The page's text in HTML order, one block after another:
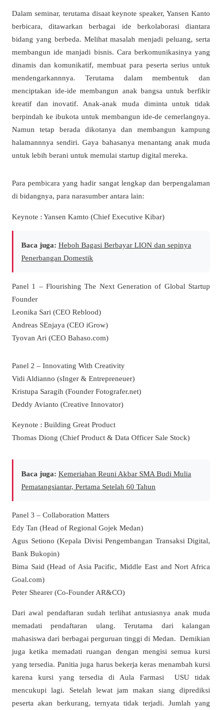
Dalam seminar, terutama disaat keynote speaker, Yansen Kanto
berbicara, ditawarkan berbagai ide berkolaborasi diantara
bidang yang berbeda. Melihat masalah menjadi peluang, serta
membangun ide manjadi bisnis. Cara berkomunikasinya yang
dinamis dan komunikatif, membuat para peserta serius untuk
mendengarkannnya. Terutama dalam membentuk dan
menciptakan ide-ide membangun anak bangsa untuk berfikir
kreatif dan inovatif. Anak-anak muda diminta untuk tidak
berpindah ke ibukota untuk membangun ide-de cemerlangnya.
Namun tetap berada dikotanya dan membangun kampung
halamannnya sendiri. Gaya bahasanya menantang anak muda
untuk lebih berani untuk memulai startup digital mereka.
Para pembicara yang hadir sangat lengkap dan berpengalaman
di bidangnya, para narasumber antara lain:
Keynote : Yansen Kamto (Chief Executive Kibar)
Baca juga: Heboh Bagasi Berbayar LION dan sepinya
Penerbangan Domestik
Panel 1 – Flourishing The Next Generation of Global Startup
Founder
Leonika Sari (CEO Reblood)
Andreas SEnjaya (CEO iGrow)
Tyovan Ari (CEO Bahaso.com)
Panel 2 – Innovating With Creativity
Vidi Aldianno (sInger & Entrepreneuer)
Kristupa Saragih (Founder Fotografer.net)
Deddy Avianto (Creative Innovator)
Keynote : Building Great Product
Thomas Diong (Chief Product & Data Officer Sale Stock)
Baca juga: Kemeriahan Reuni Akbar SMA Budi Mulia
Pematangsiantar, Pertama Setelah 60 Tahun
Panel 3 – Collaboration Matters
Edy Tan (Head of Regional Gojek Medan)
Agus Setiono (Kepala Divisi Pengembangan Transaksi Digital,
Bank Bukopin)
Bima Said (Head of Asia Pacific, Middle East and Nort Africa
Goal.com)
Peter Shearer (Co-Founder AR&CO)
Dari awal pendaftaran sudah terlihat antusiasnya anak muda
memadati pendaftaran ulang. Terutama dari kalangan
mahasiswa dari berbagai perguruan tinggi di Medan. Demikian
juga ketika memadati ruangan dengan mengisi semua kursi
yang tersedia. Panitia juga harus bekerja keras menambah kursi
karena kursi yang tersedia di Aula Farmasi USU tidak
mencukupi lagi. Setelah lewat jam makan siang diprediksi
peserta akan berkurang, ternyata tidak terjadi. Jumlah yang